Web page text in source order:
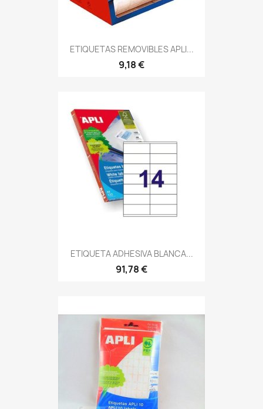
ETIQUETAS REMOVIBLES APLI...
9,18 €
ETIQUETA ADHESIVA BLANCA...
91,78 €